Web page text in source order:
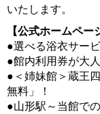
いたします。
【公式ホームペー
●選べる浴衣サービ
●館内利用券が大
●＜姉妹館＞蔵王
無料」！
●山形駅～当館で